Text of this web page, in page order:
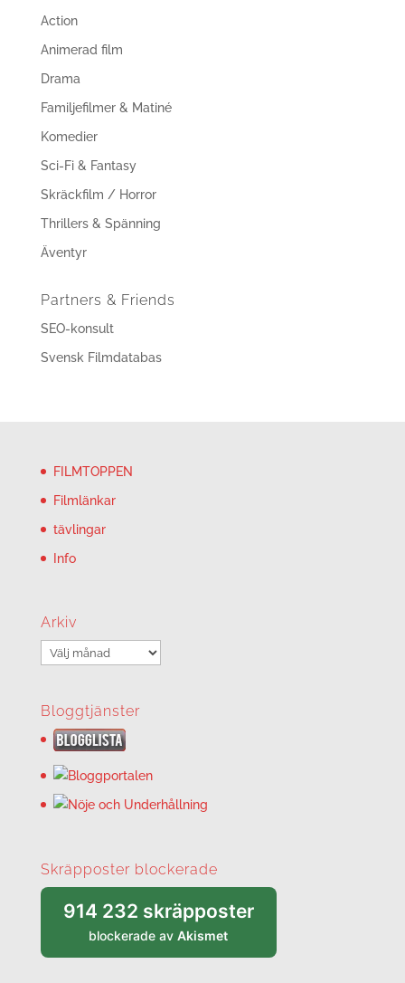
Action
Animerad film
Drama
Familjefilmer & Matiné
Komedier
Sci-Fi & Fantasy
Skräckfilm / Horror
Thrillers & Spänning
Äventyr
Partners & Friends
SEO-konsult
Svensk Filmdatabas
FILMTOPPEN
Filmlänkar
tävlingar
Info
Arkiv
Arkiv
Bloggtjänster
Skräpposter blockerade
914 232 skräpposter
blockerade avAkismet